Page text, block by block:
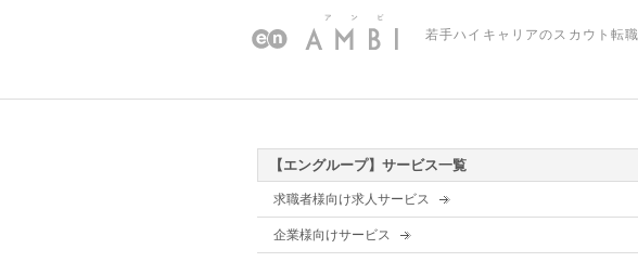
若手ハイキャリアのスカウト転職
【エングループ】サービス一覧
求職者様向け求人サービス
企業様向けサービス